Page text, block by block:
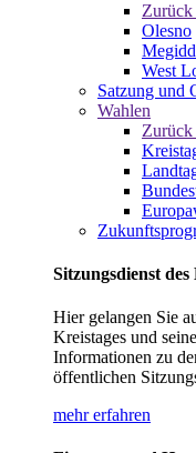
Zurück
Olesno
West
Satzung und
Wahlen
Zurück
Sitzungsdienst des
Hier gelangen Sie
Kreistages und
Informationen zu
öffentlichen
mehr erfahren